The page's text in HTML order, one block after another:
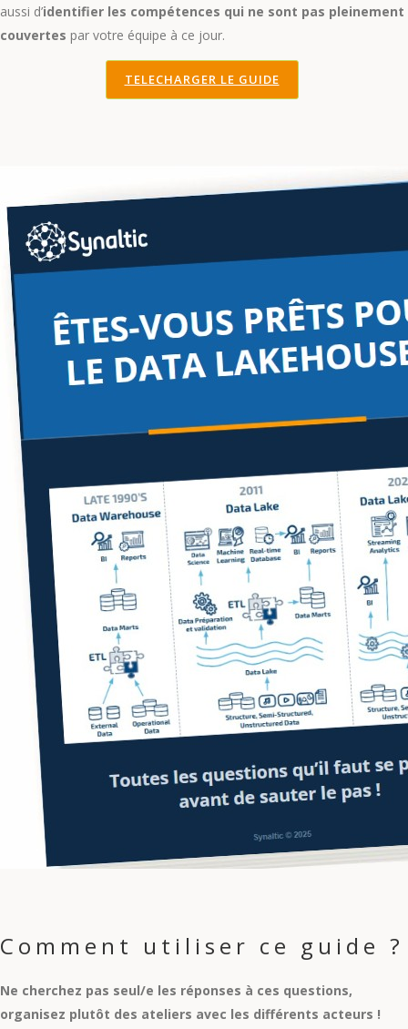
aussi d’identifier les compétences qui ne sont pas pleinement
couvertes par votre équipe à ce jour.
TELECHARGER LE GUIDE
Comment utiliser ce guide ?
Ne cherchez pas seul/e les réponses à ces questions,
organisez plutôt des ateliers avec les différents acteurs !